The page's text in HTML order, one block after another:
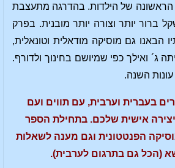
של הילדות. בהדרגה מתעצבת
ברור יותר וצורה יותר מובנית. בפרק
הבאנו גם מוסיקה מודאלית וטונאלית,
ג´ ואילך כפי שמיושם בחינוך ולדורף.
השנה.
בעברית וערבית, עם תווים ועם
אישית שלכם. בתחילת הספר
הפנטטונית וגם מענה לשאלות
(הכל גם בתרגום לערבית).